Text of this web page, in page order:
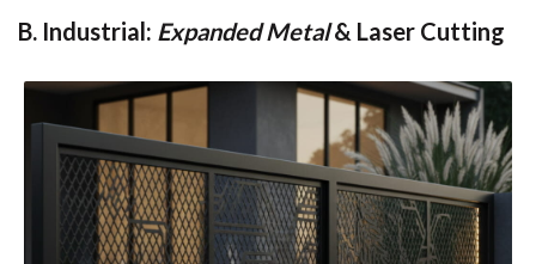
B. Industrial: Expanded Metal& Laser Cutting